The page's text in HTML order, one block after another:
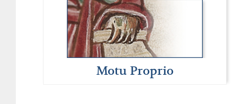
Motu Proprio